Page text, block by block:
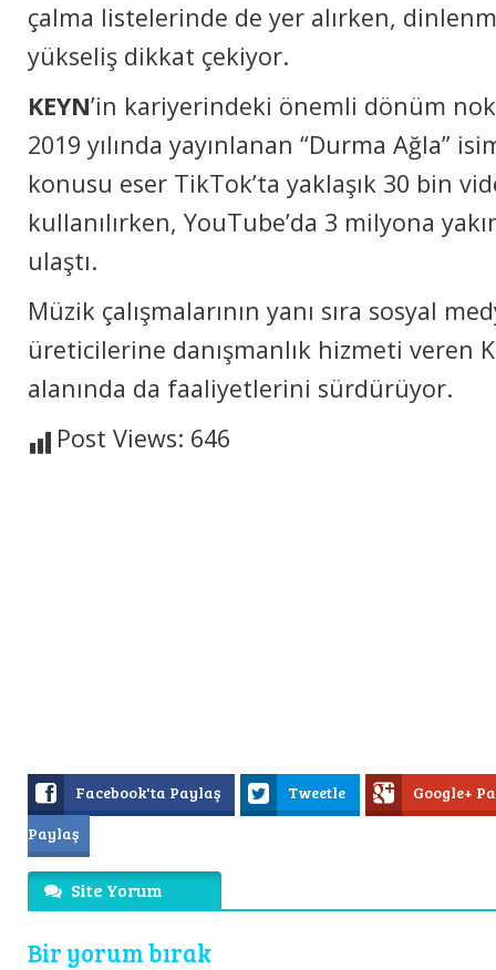
çalma listelerinde de yer alırken,
yükseliş dikkat çekiyor.
KEYN’in kariyerindeki önemli dönüm
2019 yılında yayınlanan “Durma Ağla”
konusu eser TikTok’ta yaklaşık 30 bin
kullanılırken, YouTube’da 3 milyona
ulaştı.
Müzik çalışmalarının yanı sıra sosyal
üreticilerine danışmanlık hizmeti veren
alanında da faaliyetlerini sürdürüyor.
Post Views: 646
Facebook'ta Paylaş Tweetle
Google+
Paylaş
Site Yorum
Bir yorum bırak